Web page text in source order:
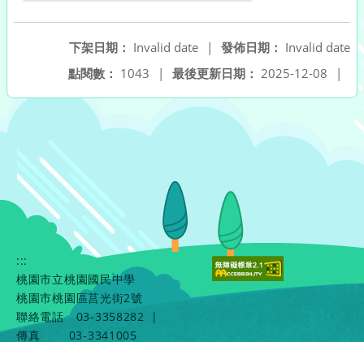
發佈日期： Invalid date
下架日期： Invalid date
|
最後更新日期： 2025-12-08 |
點閱數： 1043 |
:::
桃園市立桃園國民中學
桃園市桃園區莒光街2號
聯絡電話
03-3358282
|
傳真
03-3341005